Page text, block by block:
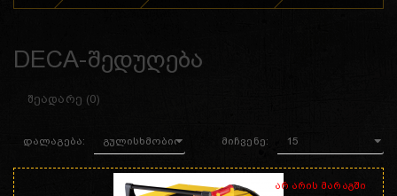
DECA-შედუღება
ᲨᲔᲐᲓᲐᲠᲔ (0)
დალაგება: მიჩვენე:
არ არის მარაგში